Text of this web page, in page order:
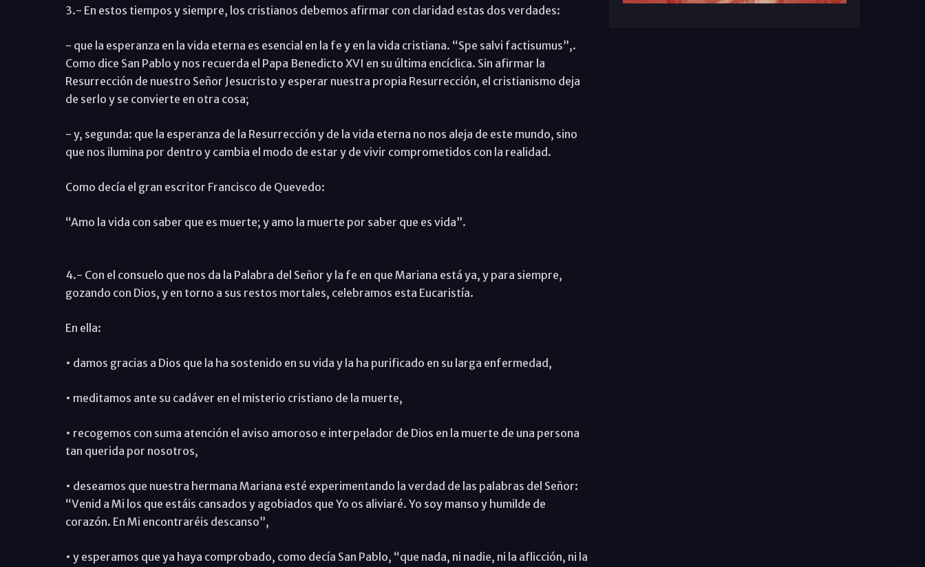
3.- En estos tiempos y siempre, los cristianos debemos afirmar con claridad estas dos verdades:
- que la esperanza en la vida eterna es esencial en la fe y en la vida cristiana. “Spe salvi factisumus”,.
Como dice San Pablo y nos recuerda el Papa Benedicto XVI en su última encíclica. Sin afirmar la
Resurrección de nuestro Señor Jesucristo y esperar nuestra propia Resurrección, el cristianismo deja
de serlo y se convierte en otra cosa;
- y, segunda: que la esperanza de la Resurrección y de la vida eterna no nos aleja de este mundo, sino
que nos ilumina por dentro y cambia el modo de estar y de vivir comprometidos con la realidad.
Como decía el gran escritor Francisco de Quevedo:
“Amo la vida con saber que es muerte; y amo la muerte por saber que es vida”.
4.- Con el consuelo que nos da la Palabra del Señor y la fe en que Mariana está ya, y para siempre,
gozando con Dios, y en torno a sus restos mortales, celebramos esta Eucaristía.
En ella:
• damos gracias a Dios que la ha sostenido en su vida y la ha purificado en su larga enfermedad,
• meditamos ante su cadáver en el misterio cristiano de la muerte,
• recogemos con suma atención el aviso amoroso e interpelador de Dios en la muerte de una persona
tan querida por nosotros,
• deseamos que nuestra hermana Mariana esté experimentando la verdad de las palabras del Señor:
“Venid a Mi los que estáis cansados y agobiados que Yo os aliviaré. Yo soy manso y humilde de
corazón. En Mi encontraréis descanso”,
• y esperamos que ya haya comprobado, como decía San Pablo, “que nada, ni nadie, ni la aflicción, ni la